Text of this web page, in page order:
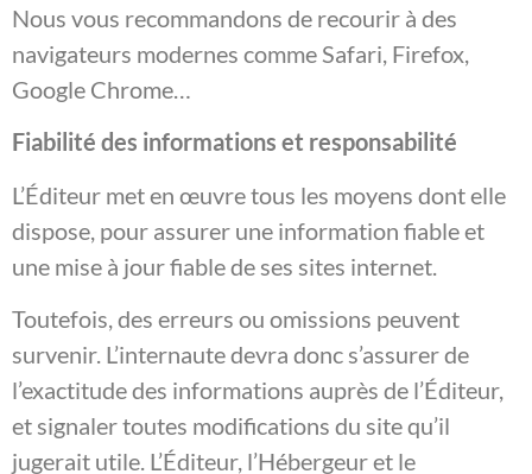
Nous vous recommandons de recourir à des
navigateurs modernes comme Safari, Firefox,
Google Chrome…
Fiabilité des informations et responsabilité
L’Éditeur met en œuvre tous les moyens dont elle
dispose, pour assurer une information fiable et
une mise à jour fiable de ses sites internet.
Toutefois, des erreurs ou omissions peuvent
survenir. L’internaute devra donc s’assurer de
l’exactitude des informations auprès de l’Éditeur,
et signaler toutes modifications du site qu’il
jugerait utile. L’Éditeur, l’Hébergeur et le